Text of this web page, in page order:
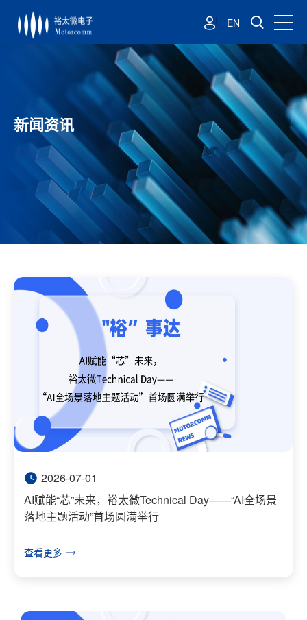
EN
新闻资讯
2026-07-01
AI赋能“芯”未来，裕太微Technical Day——“AI全场景
落地主题活动”首场圆满举行
查看更多